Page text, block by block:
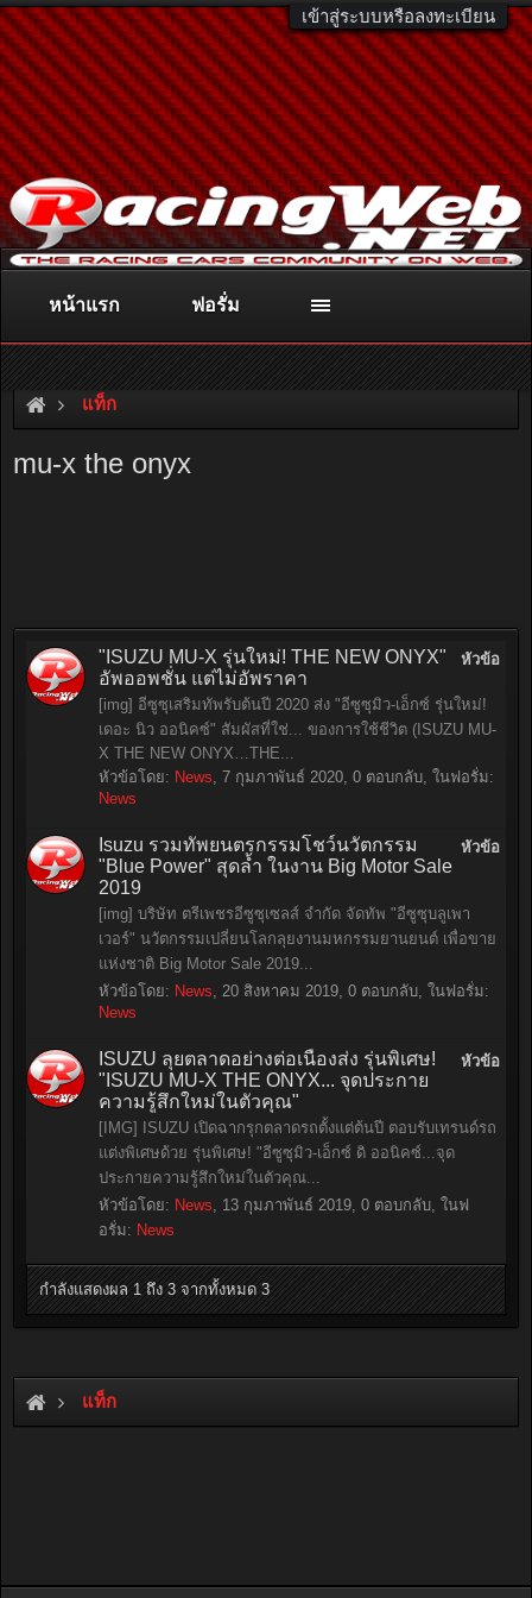
เข้าสู่ระบบหรือลงทะเบียน
ติดต่อลงโฆษณา racingweb@gmail.comหรือโทร. 081-811-1138
หรืออ่านรายละเอียดเพิ่มเติม คลิกที่นี่
แท็ก
mu-x the onyx
หัวข้อ
"ISUZU MU-X รุ่นใหม่! THE NEW ONYX"
อัพออพชั่น แต่ไม่อัพราคา
[img] อีซูซุเสริมทัพรับต้นปี 2020 ส่ง "อีซูซุมิว-เอ็กซ์ รุ่นใหม่!
เดอะ นิว ออนิคซ์" สัมผัสที่ใช่... ของการใช้ชีวิต (ISUZU MU-
X THE NEW ONYX…THE...
หัวข้อโดย: News, 7 กุมภาพันธ์ 2020, 0 ตอบกลับ, ในฟอรั่ม:
News
หัวข้อ
Isuzu รวมทัพยนตรกรรมโชว์นวัตกรรม
"Blue Power" สุดล้ำ ในงาน Big Motor Sale
2019
[img] บริษัท ตรีเพชรอีซูซุเซลส์ จำกัด จัดทัพ "อีซูซุบลูเพา
เวอร์" นวัตกรรมเปลี่ยนโลกลุยงานมหกรรมยานยนต์ เพื่อขาย
แห่งชาติ Big Motor Sale 2019...
หัวข้อโดย: News, 20 สิงหาคม 2019, 0 ตอบกลับ, ในฟอรั่ม:
News
หัวข้อ
ISUZU ลุยตลาดอย่างต่อเนื่องส่ง รุ่นพิเศษ!
"ISUZU MU-X THE ONYX... จุดประกาย
ความรู้สึกใหม่ในตัวคุณ"
[IMG] ISUZU เปิดฉากรุกตลาดรถตั้งแต่ต้นปี ตอบรับเทรนด์รถ
แต่งพิเศษด้วย รุ่นพิเศษ! "อีซูซุมิว-เอ็กซ์ ดิ ออนิคซ์...จุด
ประกายความรู้สึกใหม่ในตัวคุณ...
หัวข้อโดย: News, 13 กุมภาพันธ์ 2019, 0 ตอบกลับ, ในฟ
อรั่ม: News
กำลังแสดงผล 1 ถึง 3 จากทั้งหมด 3
แท็ก
หน้าแรก ฟอรั่ม